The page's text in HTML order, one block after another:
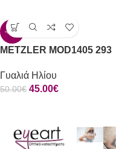
-10%
METZLER MOD1405 293
Γυαλιά Ηλίου
50.00€ 45.00€